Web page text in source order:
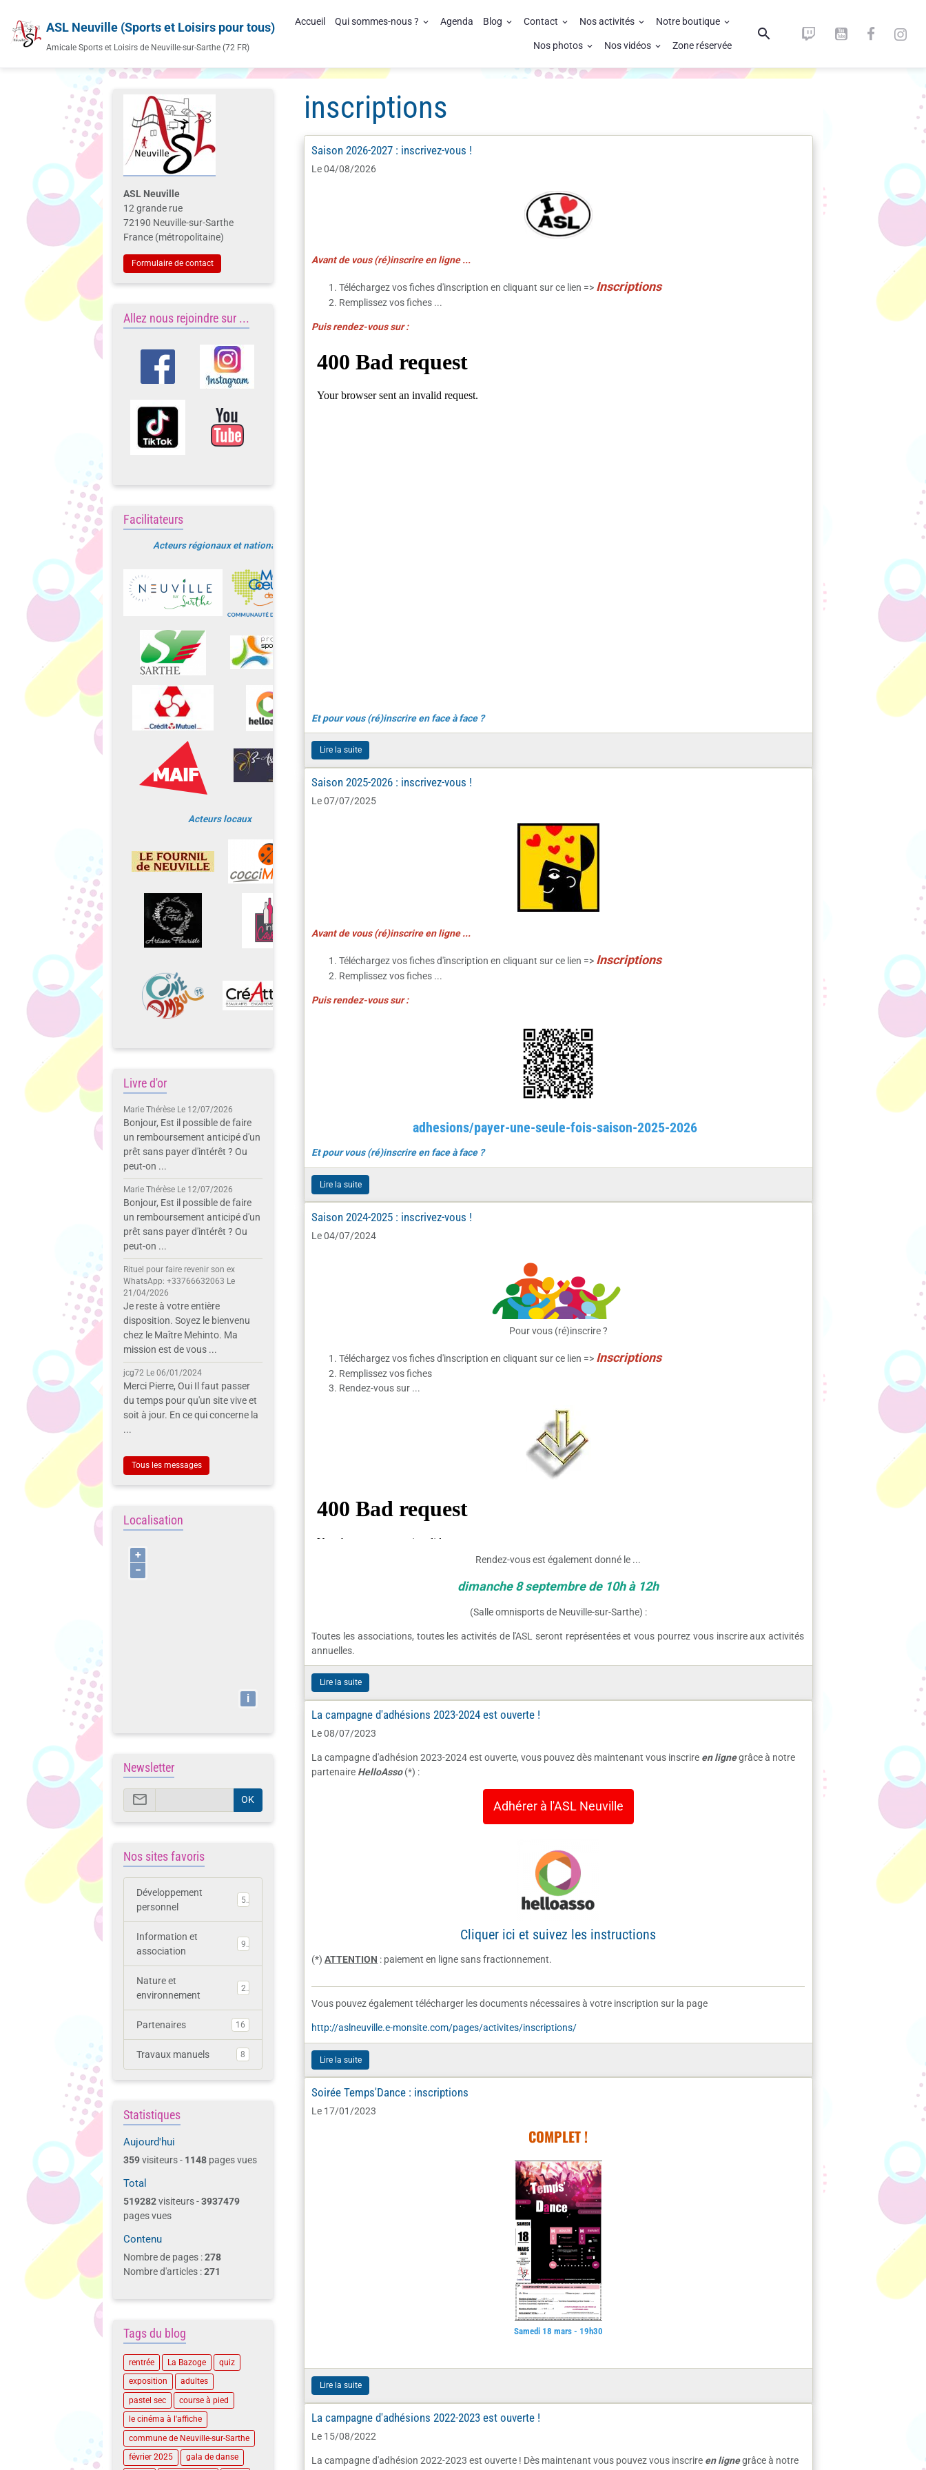
ASL Neuville (Sports et Loisirs pour tous)
Amicale Sports et Loisirs de Neuville-sur-Sarthe (72 FR)
Accueil Qui sommes-nous ? Agenda Blog Contact Nos activités Notre boutique
Nos photos Nos vidéos Zone réservée
inscriptions
Saison 2026-2027 : inscrivez-vous !
Le 04/08/2026
Avant de vous (ré)inscrire en ligne ...
Téléchargez vos fiches d'inscription en cliquant sur ce lien => Inscriptions
Remplissez vos fiches ...
Puis rendez-vous sur :
Et pour vous (ré)inscrire en face à face ?
Lire la suite
Saison 2025-2026 : inscrivez-vous !
Le 07/07/2025
Avant de vous (ré)inscrire en ligne ...
Téléchargez vos fiches d'inscription en cliquant sur ce lien => Inscriptions
Remplissez vos fiches ...
Puis rendez-vous sur :
adhesions/payer-une-seule-fois-saison-2025-2026
Et pour vous (ré)inscrire en face à face ?
Lire la suite
Saison 2024-2025 : inscrivez-vous !
Le 04/07/2024
Pour vous (ré)inscrire ?
Téléchargez vos fiches d'inscription en cliquant sur ce lien => Inscriptions
Remplissez vos fiches
Rendez-vous sur ...
Rendez-vous est également donné le ...
dimanche 8 septembre de 10h à 12h
(Salle omnisports de Neuville-sur-Sarthe) :
Toutes les associations, toutes les activités de l'ASL seront représentées et vous pourrez vous inscrire aux activités
annuelles.
Lire la suite
La campagne d'adhésions 2023-2024 est ouverte !
Le 08/07/2023
La campagne d'adhésion 2023-2024 est ouverte, vous pouvez dès maintenant vous inscrire en lignegrâce à notre
partenaire HelloAsso(*) :
Adhérer à l'ASL Neuville
Cliquer ici et suivez les instructions
(*)ATTENTION : paiement en ligne sans fractionnement.
Vous pouvez également télécharger les documents nécessaires à votre inscription sur la page
http://aslneuville.e-monsite.com/pages/activites/inscriptions/
Lire la suite
Soirée Temps'Dance : inscriptions
Le 17/01/2023
COMPLET !
Samedi 18 mars - 19h30
Lire la suite
La campagne d'adhésions 2022-2023 est ouverte !
Le 15/08/2022
La campagne d'adhésion 2022-2023 est ouverte ! Dès maintenant vous pouvez vous inscrire en lignegrâce à notre
ASL Neuville
12 grande rue
72190 Neuville-sur-Sarthe
France (métropolitaine)
Formulaire de contact
Allez nous rejoindre sur ...
Facilitateurs
Acteurs régionaux et nationaux
Acteurs locaux
Livre d'or
Marie Thérèse Le 12/07/2026
Bonjour, Est il possible de faire
un remboursement anticipé d'un
prêt sans payer d'intérêt ? Ou
peut-on ...
Marie Thérèse Le 12/07/2026
Bonjour, Est il possible de faire
un remboursement anticipé d'un
prêt sans payer d'intérêt ? Ou
peut-on ...
Rituel pour faire revenir son ex
WhatsApp: +33766632063 Le
21/04/2026
Je reste à votre entière
disposition. Soyez le bienvenu
chez le Maître Mehinto. Ma
mission est de vous ...
jcg72 Le 06/01/2024
Merci Pierre, Oui Il faut passer
du temps pour qu'un site vive et
soit à jour. En ce qui concerne la
...
Tous les messages
Localisation
+
−
i
Newsletter
OK
Nos sites favoris
Développement
personnel
5
Information et
association
9
Nature et
environnement
2
Partenaires 16
Travaux manuels 8
Statistiques
Aujourd'hui
359visiteurs - 1148 pages vues
Total
519282visiteurs -3937479
pages vues
Contenu
Nombre de pages :278
Nombre d'articles :271
Tags du blog
rentrée La Bazoge
quiz
exposition
adultes
pastel sec
course à pied
le cinéma à l'affiche
commune de Neuville-sur-Sarthe
février 2025
gala de danse